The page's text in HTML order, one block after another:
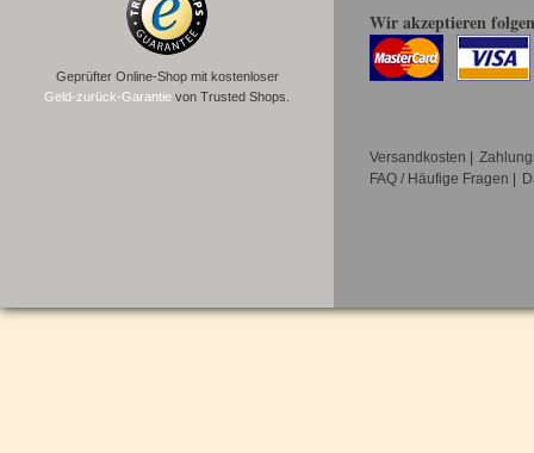
Geprüfter Online-Shop mit kostenloser
Geld-zurück-Garantie von Trusted Shops.
Wir akzeptieren
Versandkosten
FAQ / Häufige Fragen